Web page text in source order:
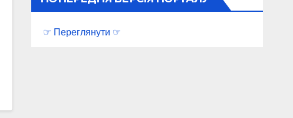
☞ Переглянути ☞